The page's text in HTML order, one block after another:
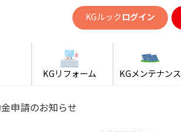
KGルック ログイン
KGリフォーム KGメンテナンス
申請のお知らせ